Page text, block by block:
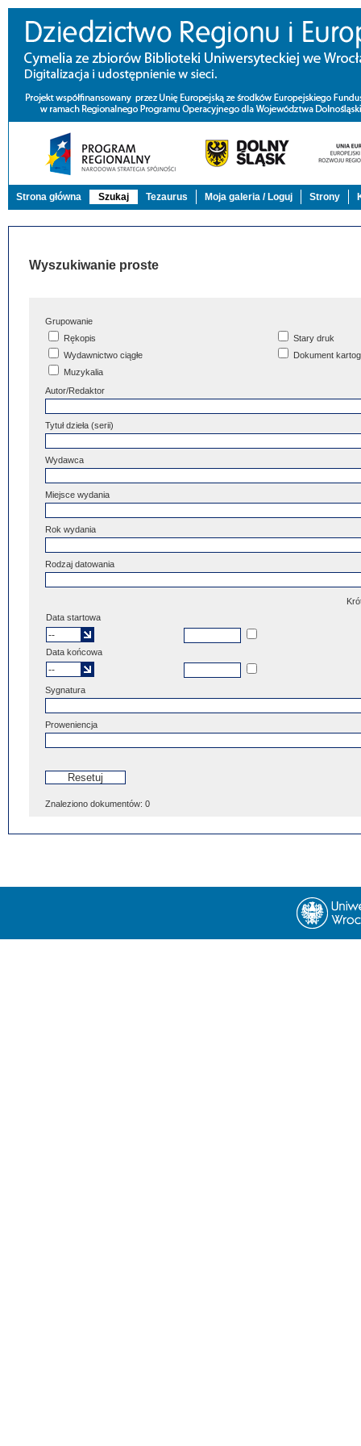
Strona główna Szukaj Tezaurus Moja galeria / Loguj Strony
Wyszukiwanie proste
Grupowanie
Rękopis
Stary druk
Wydawnictwo ciągłe
Dokument
Muzykalia
Autor/Redaktor
Tytuł dzieła (serii)
Wydawca
Miejsce wydania
Rok wydania
Rodzaj datowania
Data startowa
Data końcowa
Sygnatura
Proweniencja
Znaleziono dokumentów: 0